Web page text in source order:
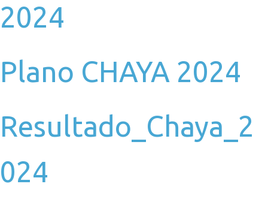
2024
Plano CHAYA 2024
Resultado_Chaya_2
024